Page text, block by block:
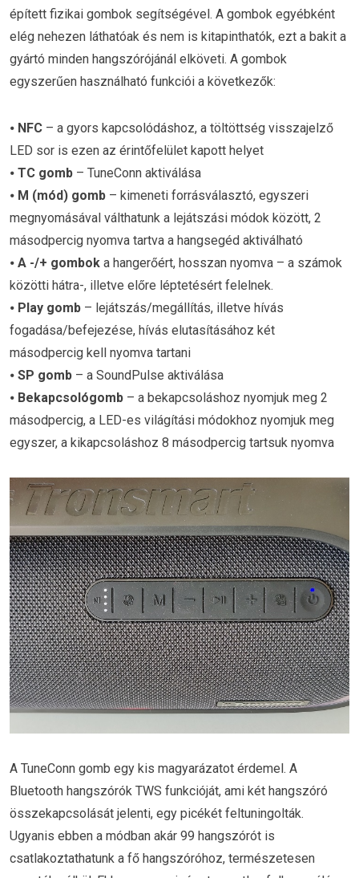
épített fizikai gombok segítségével. A gombok egyébként
elég nehezen láthatóak és nem is kitapinthatók, ezt a bakit a
gyártó minden hangszórójánál elköveti. A gombok
egyszerűen használható funkciói a következők:
⦁ NFC – a gyors kapcsolódáshoz, a töltöttség visszajelző
LED sor is ezen az érintőfelület kapott helyet
⦁ TC gomb – TuneConn aktiválása
⦁ M (mód) gomb – kimeneti forrásválasztó, egyszeri
megnyomásával válthatunk a lejátszási módok között, 2
másodpercig nyomva tartva a hangsegéd aktiválható
⦁ A -/+ gombok a hangerőért, hosszan nyomva – a számok
közötti hátra-, illetve előre léptetésért felelnek.
⦁ Play gomb – lejátszás/megállítás, illetve hívás
fogadása/befejezése, hívás elutasításához két
másodpercig kell nyomva tartani
⦁ SP gomb – a SoundPulse aktiválása
⦁ Bekapcsológomb – a bekapcsoláshoz nyomjuk meg 2
másodpercig, a LED-es világítási módokhoz nyomjuk meg
egyszer, a kikapcsoláshoz 8 másodpercig tartsuk nyomva
A TuneConn gomb egy kis magyarázatot érdemel. A
Bluetooth hangszórók TWS funkcióját, ami két hangszóró
összekapcsolását jelenti, egy picékét feltuningolták.
Ugyanis ebben a módban akár 99 hangszórót is
csatlakoztathatunk a fő hangszóróhoz, természetesen